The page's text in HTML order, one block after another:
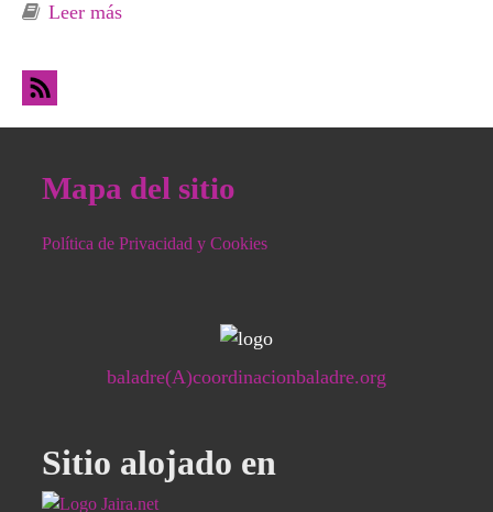
Leer más
Mapa del sitio
Política de Privacidad y Cookies
baladre(A)coordinacionbaladre.org
Sitio alojado en